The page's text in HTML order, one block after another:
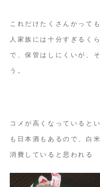
これだけたくさんかって
人家族には十分すぎるく
で、保管はしにくいが、
う。
コメが高くなっていると
も日本酒もあるので、白
消費していると思われる